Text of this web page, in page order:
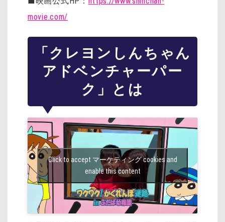
movie.com/
「クレヨンしんちゃん
アドベンチャーパー
ク」とは
Click to accept マーケティング cookies and
enable this content